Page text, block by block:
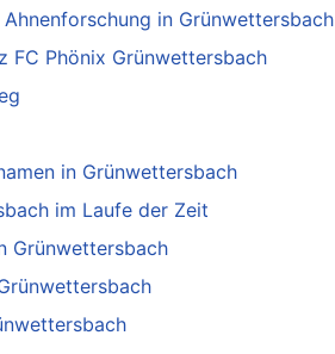
in Grünwettersbach
FC Phönix Grünwettersbach
in Grünwettersbach
im Laufe der Zeit
Grünwettersbach